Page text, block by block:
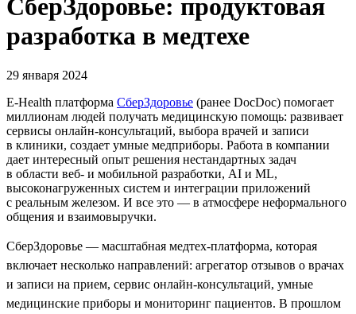
СберЗдоровье: продуктовая
разработка в медтехе
29 января 2024
E-Health платформа СберЗдоровье (ранее DocDoc) помогает
миллионам людей получать медицинскую помощь: развивает
сервисы онлайн-консультаций, выбора врачей и записи
в клиники, создает умные медприборы. Работа в компании
дает интересный опыт решения нестандартных задач
в области веб- и мобильной разработки, AI и ML,
высоконагруженных систем и интеграции приложений
с реальным железом. И все это — в атмосфере неформального
общения и взаимовыручки.
СберЗдоровье — масштабная медтех-платформа, которая
включает несколько направлений: агрегатор отзывов о врачах
и записи на прием, сервис онлайн-консультаций, умные
медицинские приборы и мониторинг пациентов. В прошлом